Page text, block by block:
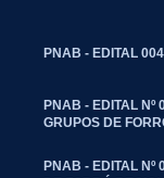
PNAB - EDITAL
PNAB - EDITAL Nº
GRUPOS DE
PNAB - EDITAL Nº